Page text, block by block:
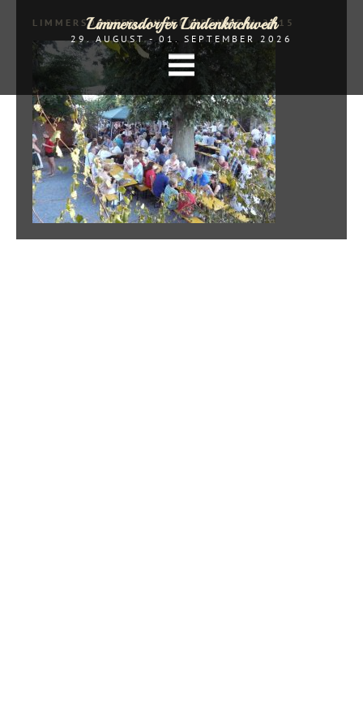
Limmersdorfer Lindenkirchweih
29. AUGUST - 01. SEPTEMBER 2026
LIMMERSDORFER LINDENKIRCHWEIH 2015